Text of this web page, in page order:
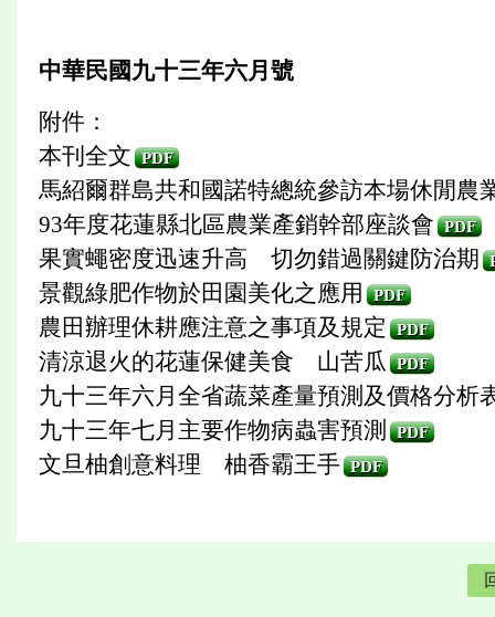
中華民國九十三年六月號
附件：
本刊全文 PDF
馬紹爾群島共和國諾特總統參訪本場休閒農
93年度花蓮縣北區農業產銷幹部座談會 PDF
果實蠅密度迅速升高 切勿錯過關鍵防治期
景觀綠肥作物於田園美化之應用 PDF
農田辦理休耕應注意之事項及規定 PDF
清涼退火的花蓮保健美食 山苦瓜 PDF
九十三年六月全省蔬菜產量預測及價格分析
九十三年七月主要作物病蟲害預測
PDF
文旦柚創意料理 柚香霸王手 PDF